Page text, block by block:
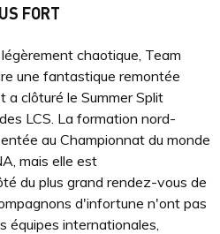
FORT
chaotique, Team
une fantastique remontée
a clôturé le Summer Split
LCS. La formation nord-
au Championnat du monde
mais elle est
du plus grand rendez-vous de
d'infortune n'ont pas
équipes internationales,